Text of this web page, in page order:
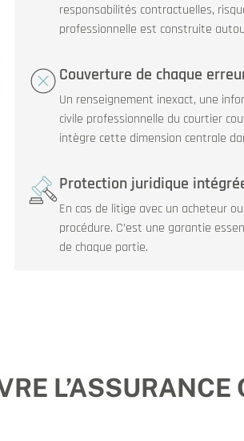
responsabilités contractuelles,
professionnelle est construite
Couverture de chaque
Un renseignement inexact, une
civile professionnelle du courtier
intègre cette dimension centrale
Protection juridique
En cas de litige avec un acheteur
procédure. C’est une garantie
de chaque partie.
L’ASSURANCE